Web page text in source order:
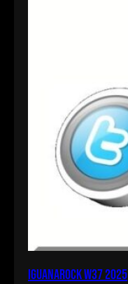
iguanarock w37 2025